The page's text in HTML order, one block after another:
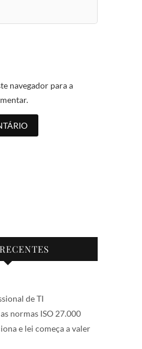
navegador para a
de TI
normas ISO 27.000
e lei começa a valer